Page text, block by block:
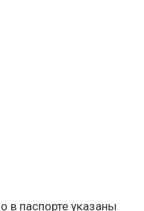
в паспорте указаны